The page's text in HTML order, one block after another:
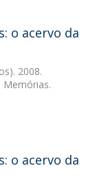
o acervo da
2008.
Memórias.
o acervo da